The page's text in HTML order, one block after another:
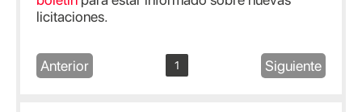
licitaciones.
Anterior 1 Siguiente